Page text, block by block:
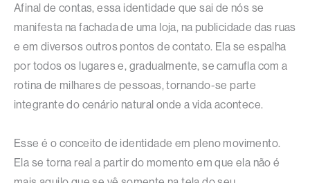
Afinal de contas, essa identidade que sai de nós se
manifesta na fachada de uma loja, na publicidade das ruas
e em diversos outros pontos de contato. Ela se espalha
por todos os lugares e, gradualmente, se camufla com a
rotina de milhares de pessoas, tornando-se parte
integrante do cenário natural onde a vida acontece.
Esse é o conceito de identidade em pleno movimento.
Ela se torna real a partir do momento em que ela não é